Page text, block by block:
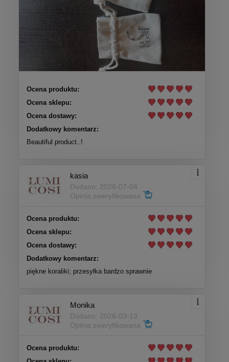
Ocena produktu:
Ocena sklepu:
Ocena dostawy:
Dodatkowy komentarz:
Beautiful product..!
kasia
Dodano: 2026-07-04
Opinia zweryfikowana
Ocena produktu:
Ocena sklepu:
Ocena dostawy:
Dodatkowy komentarz:
piękne koraliki; przesyłka bardzo sprawnie
Monika
Dodano: 2026-03-13
Opinia zweryfikowana
Ocena produktu: